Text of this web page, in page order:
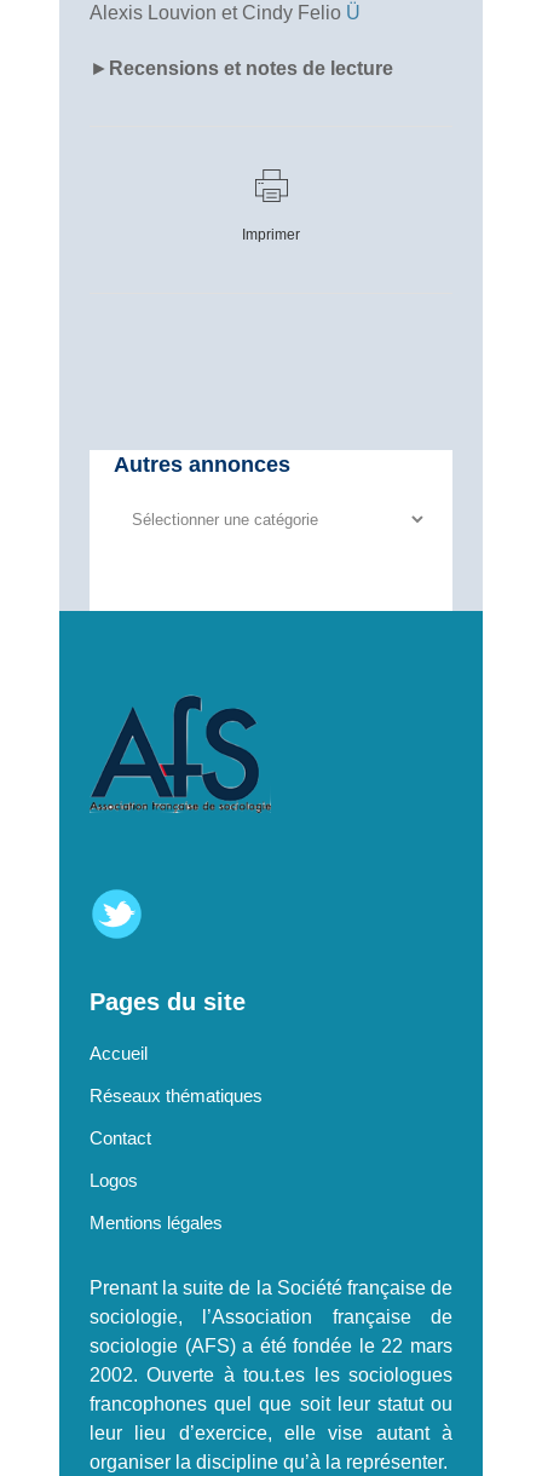
Alexis Louvion et Cindy Felio Ü
► Recensions et notes de lecture
Imprimer
Autres annonces
Autres
Pages du site
Accueil
Réseaux thématiques
Contact
Logos
Mentions légales
Prenant la suite de la Société française de
sociologie, l’Association française de
sociologie (AFS) a été fondée le 22 mars
2002. Ouverte à tou.t.es les sociologues
francophones quel que soit leur statut ou
leur lieu d’exercice, elle vise autant à
organiser la discipline qu’à la représenter.